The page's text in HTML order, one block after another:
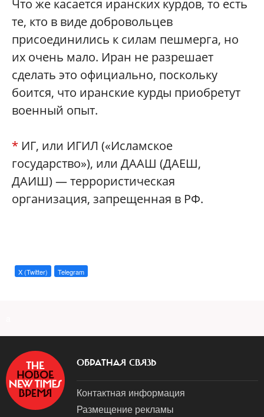
Что же касается иранских курдов, то есть
те, кто в виде добровольцев
присоединились к силам пешмерга, но
их очень мало. Иран не разрешает
сделать это официально, поскольку
боится, что иранские курды приобретут
военный опыт.
* ИГ, или ИГИЛ («Исламское
государство»), или ДААШ (ДАЕШ,
ДАИШ) — террористическая
организация, запрещенная в РФ.
X (Twitter) Telegram
ОБРАТНАЯ СВЯЗЬ
Контактная информация
Размещение рекламы